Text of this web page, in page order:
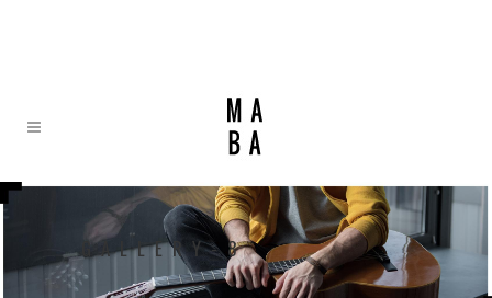
GALLERY-8